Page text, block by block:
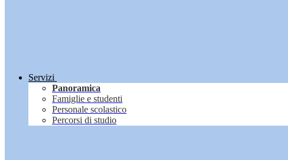
Servizi
Panoramica
Famiglie e studenti
Personale scolastico
Percorsi di studio